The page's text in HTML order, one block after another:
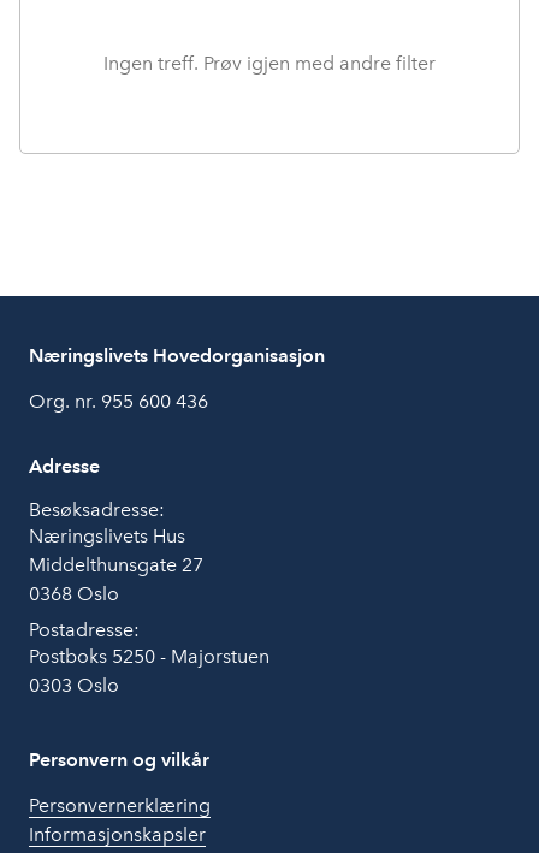
Ingen treff. Prøv igjen med andre filter
Næringslivets Hovedorganisasjon
Org. nr. 955 600 436
Adresse
Besøksadresse:
Næringslivets Hus
Middelthunsgate 27
0368 Oslo
Postadresse:
Postboks 5250 - Majorstuen
0303 Oslo
Personvern og vilkår
Personvernerklæring
Informasjonskapsler